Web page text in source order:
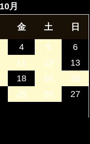
月
金 土 日
4 5
6
11 12
13
18 19
20
25 26
27